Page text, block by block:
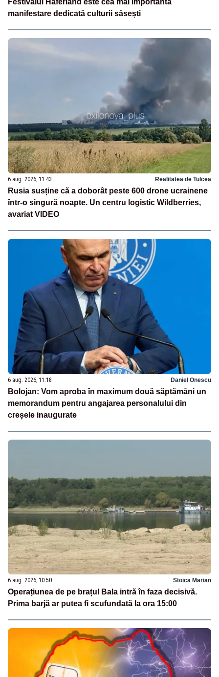
Festivalul Haferland este cea mai importantă
manifestare dedicată culturii săsești
6 aug. 2026, 11:43 Realitatea de Tulcea
Rusia susține că a doborât peste 600 drone ucrainene
într-o singură noapte. Un centru logistic Wildberries,
avariat VIDEO
6 aug. 2026, 11:18 Daniel Onescu
Bolojan: Vom aproba în maximum două săptămâni un
memorandum pentru angajarea personalului din
creșele inaugurate
6 aug. 2026, 10:50 Stoica Marian
Operațiunea de pe brațul Bala intră în faza decisivă.
Prima barjă ar putea fi scufundată la ora 15:00